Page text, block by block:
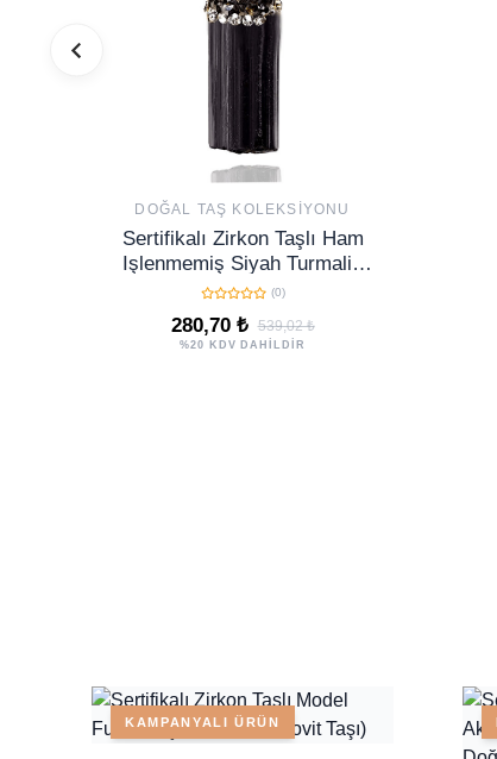
DOĞAL TAŞ KOLEKSIYONU
Sertifikalı Zirkon Taşlı Ham
Işlenmemiş Siyah Turmalin
Taşı Kolye - 24k Altın Kaplama
(0)
280,70 ₺ 539,02 ₺
%20 KDV DAHİLDİR
KAMPANYALI ÜRÜN